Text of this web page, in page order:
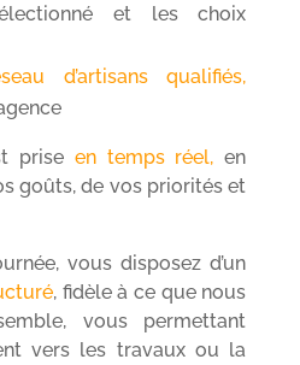
et les choix
d’artisans qualifiés,
prise en temps réel, en
goûts, de vos priorités et
vous disposez d’un
, fidèle à ce que nous
vous permettant
vers les travaux ou la